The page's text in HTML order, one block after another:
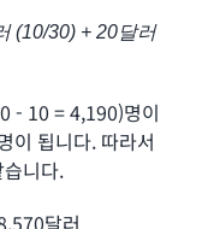
(10/30) + 20달러
- 10 = 4,190)명이
이 됩니다. 따라서
니다.
달러